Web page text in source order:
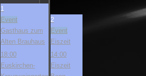
1
Event
Gasthaus zum
Alten Brauhaus
18:00
Euskirchen-
2
Event
Eiszeit
14:00
Eiszeit